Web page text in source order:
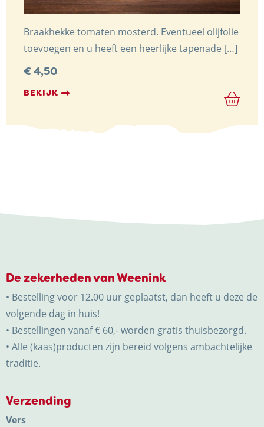
Braakhekke tomaten mosterd. Eventueel olijfolie
toevoegen en u heeft een heerlijke tapenade […]
€4,50
BEKIJK
De zekerheden van Weenink
• Bestelling voor 12.00 uur geplaatst, dan heeft u deze de
volgende dag in huis!
• Bestellingen vanaf € 60,- worden gratis thuisbezorgd.
• Alle (kaas)producten zijn bereid volgens ambachtelijke
traditie.
Verzending
Vers